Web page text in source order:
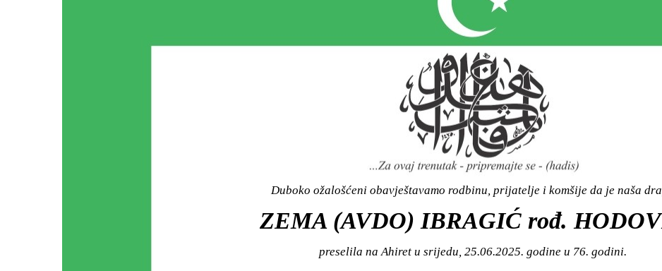
Duboko ožalošćeni obavještavamo rodbinu, prijatelje i komšije da je naša
ZEMA (AVDO) IBRAGIĆ rođ.
preselila na Ahiret u srijedu, 25.06.2025. godine u 76. godini.